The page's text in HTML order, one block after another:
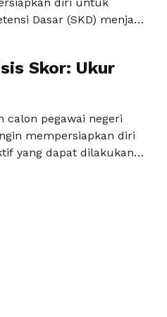
Dasar (SKD) menjadi
menawarkan tryout
dan pembahasan
Skor: Ukur
calon pegawai negeri
mempersiapkan diri
yang dapat dilakukan
dan